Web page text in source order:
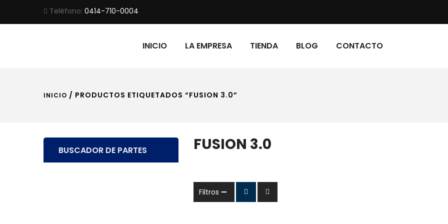
Teléfono: 0414-710-0004
INICIO LA EMPRESA TIENDA BLOG CONTACTO
INICIO / PRODUCTOS ETIQUETADOS “FUSION 3.0”
BUSCADOR DE PARTES FUSION 3.0
Filtros